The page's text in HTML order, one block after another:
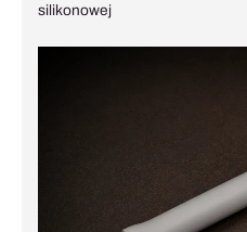
silikonowej